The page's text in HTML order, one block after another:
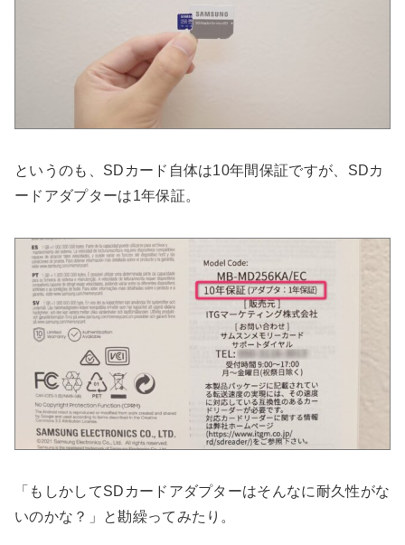
というのも、SDカード自体は10年間保証ですが、SDカ
ードアダプターは1年保証。
「もしかしてSDカードアダプターはそんなに耐久性がな
いのかな？」と勘繰ってみたり。